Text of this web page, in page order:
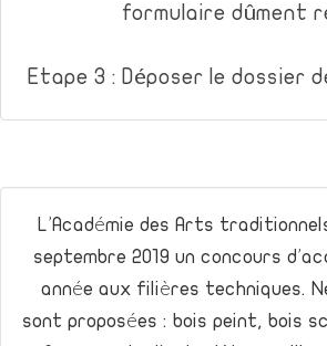
formulaire dûment
Etape 3 : Déposer le
L’Académie des Arts
septembre 2019 un concours
année aux filières techniques.
sont proposées : bois peint, bois